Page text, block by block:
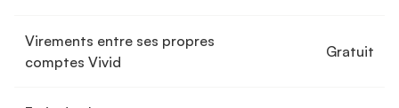
Virements entre ses propres
comptes Vivid
Gratuit